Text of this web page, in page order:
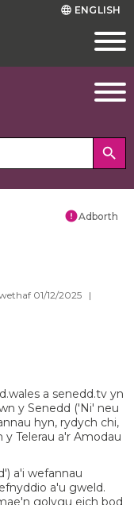
language ENGLISH
search
errorAdborth
01/12/2025 |
a senedd.tv yn
y Senedd ('Ni' neu
hyn, rydych chi,
Telerau a'r Amodau
a'i wefannau
a'u gweld.
golygu eich bod